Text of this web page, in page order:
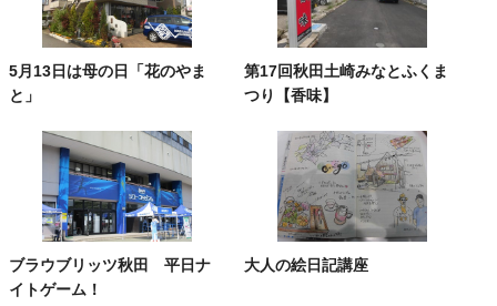
5月13日は母の日「花のやま
と」
第17回秋田土崎みなとふくま
つり【香味】
ブラウブリッツ秋田 平日ナ
イトゲーム！
大人の絵日記講座